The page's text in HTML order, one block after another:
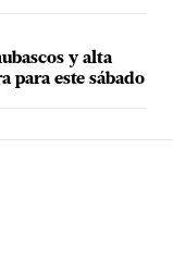
y alta
para este sábado